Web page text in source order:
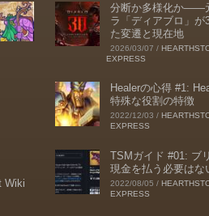
Wiki
分断か多様化か――
ラ「ディアブロ」が
た変遷と現在地
2026/03/07 /
EXPRESS
Healerの心得 #1:
特殊な役割の特徴
2022/12/03 /
EXPRESS
TSMガイド #01: ブ
現金を払う必要はな
2022/08/05 /
EXPRESS